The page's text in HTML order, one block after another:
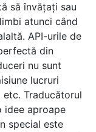
să învățați sau
atunci când
API-urile de
din
nu sunt
lucruri
Traducătorul
idee aproape
special este